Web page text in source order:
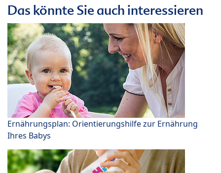
Das könnte Sie auch interessieren
Ernährungsplan: Orientierungshilfe zur Ernährung
Ihres Babys